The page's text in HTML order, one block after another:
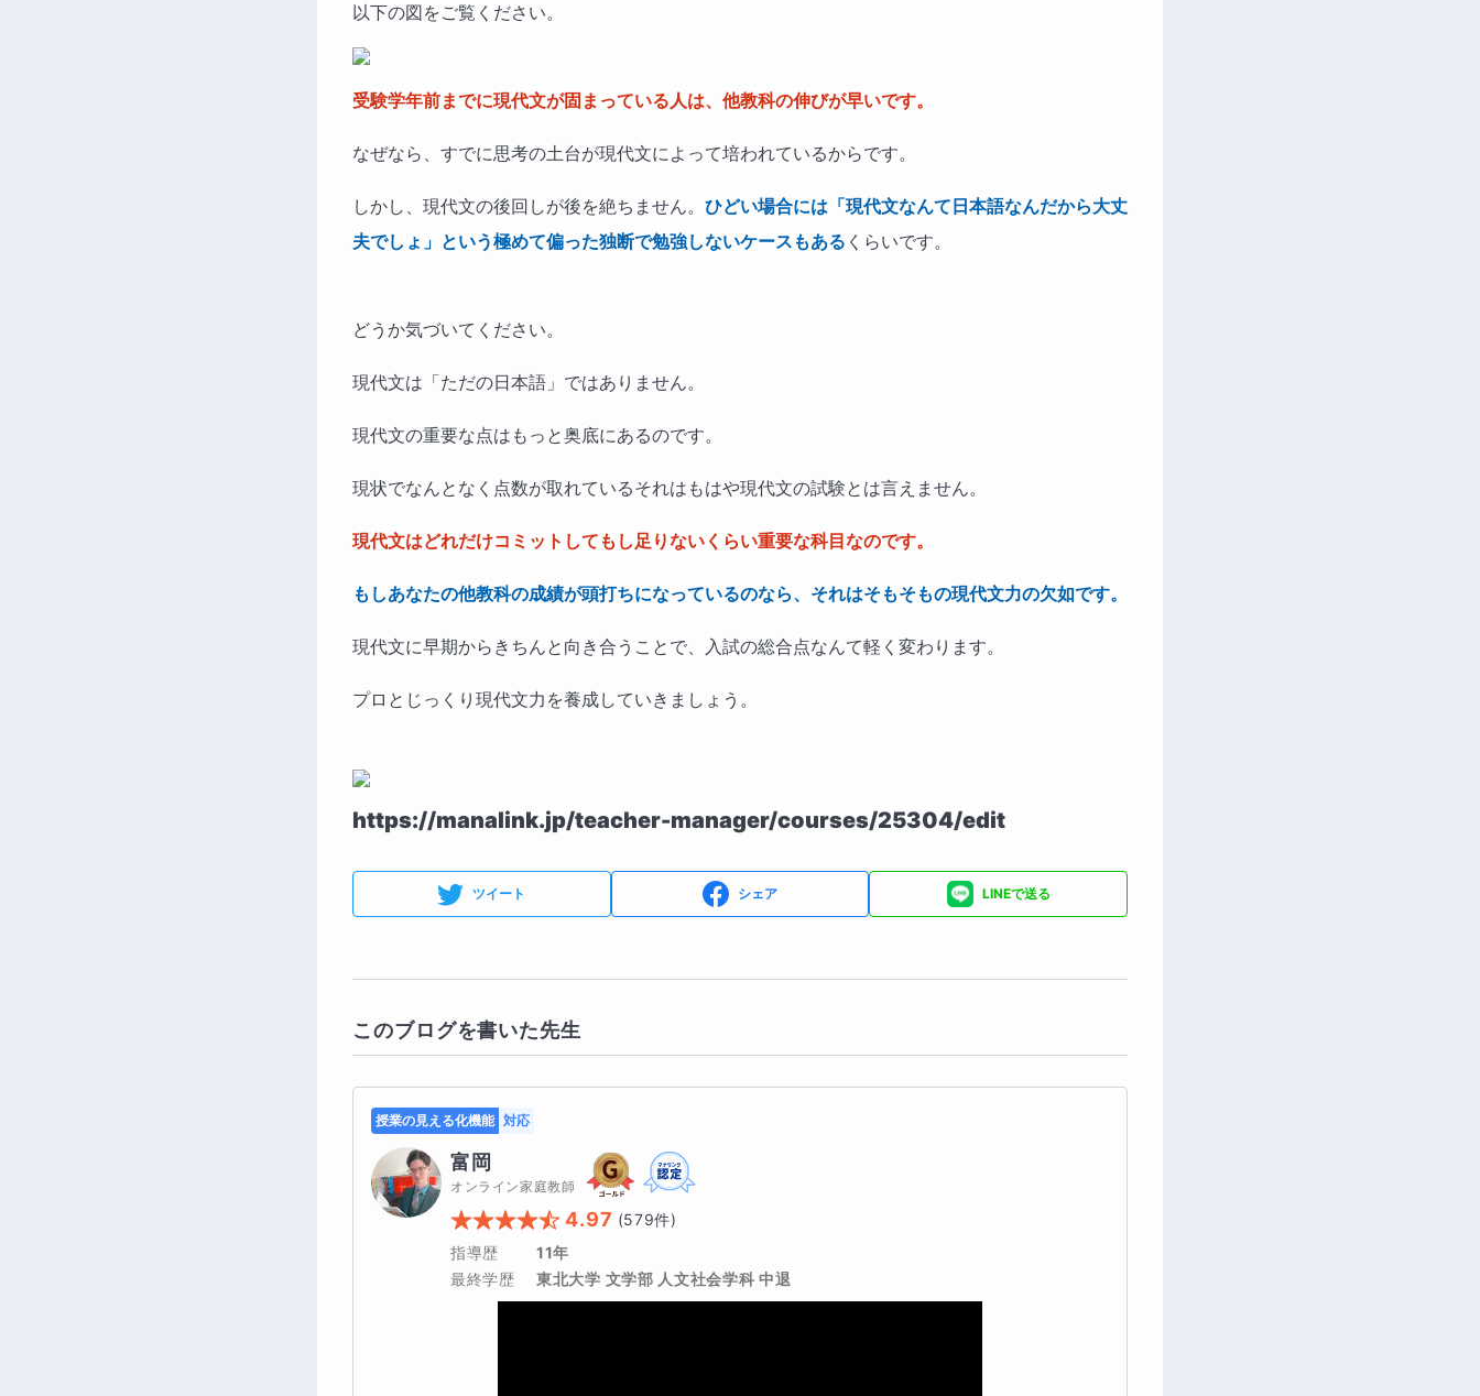
以下の図をご覧ください。
受験学年前までに現代文が固まっている人は、他教科の伸びが早いです。
なぜなら、すでに思考の土台が現代文によって培われているからです。
しかし、現代文の後回しが後を絶ちません。 ひどい場合には「現代文なんて日本語なんだから大丈
夫でしょ」という極めて偏った独断で勉強しないケースもある くらいです。
どうか気づいてください。
現代文は「ただの日本語」ではありません。
現代文の重要な点はもっと奥底にあるのです。
現状でなんとなく点数が取れているそれはもはや現代文の試験とは言えません。
現代文はどれだけコミットしてもし足りないくらい重要な科目なのです。
もしあなたの他教科の成績が頭打ちになっているのなら、それはそもそもの現代文力の欠如です。
現代文に早期からきちんと向き合うことで、入試の総合点なんて軽く変わります。
プロとじっくり現代文力を養成していきましょう。
https://manalink.jp/teacher-manager/courses/25304/edit
ツイート シェア LINEで送る
このブログを書いた先生
授業の見える化機能 対応
富岡
オンライン家庭教師
4.97 (579件)
指導歴
11年
最終学歴
東北大学 文学部 人文社会学科 中退